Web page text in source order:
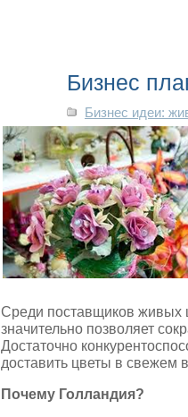
Бизнес
Бизнес идеи:
Среди поставщиков живых
значительно позволяет
Достаточно
доставить цветы в свежем
Почему Голландия?